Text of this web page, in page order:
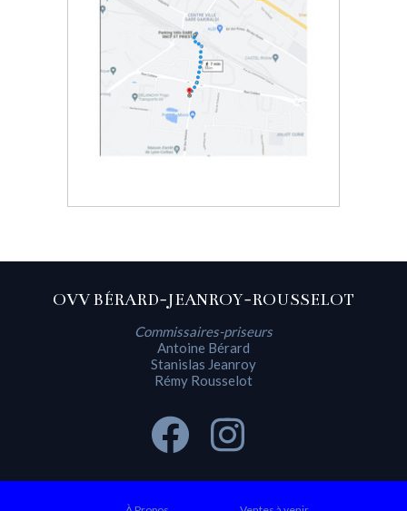
OVV BÉRARD-JEANROY-ROUSSELOT
Commissaires-priseurs
Antoine Bérard
Stanislas Jeanroy
Rémy Rousselot